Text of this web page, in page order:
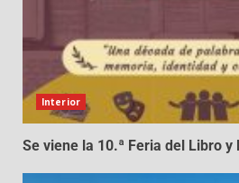
Interior
Se viene la 10.ª Feria del Libro